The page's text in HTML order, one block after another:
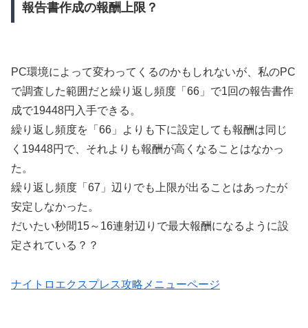
報告書作成の報酬上限？
PC環境によって変わってくるのかもしれないが、私のPC
で調査した範囲だと繰り返し頻度「66」で1回の報告書作
成で19448円入手できる。
繰り返し頻度を「66」よりも下に設定しても報酬は同じ
く19448円で、それよりも報酬が高くなることはなかっ
た。
繰り返し頻度「67」辺りでも上限が出ることはあったが
安定しなかった。
だいたい秒間15～16連射辺りで最大報酬になるように設
定されている？？
ナイトロエクスプレス攻略メニューページ